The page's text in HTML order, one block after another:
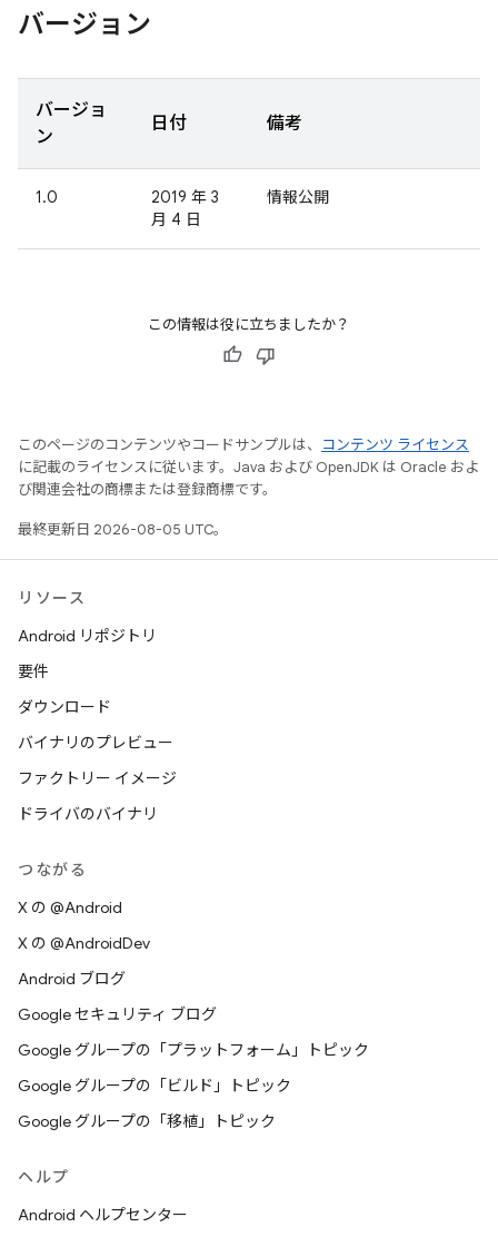
バージョン
バージョ
ン
日付 備考
1.0
2019 年 3
月 4 日
情報公開
この情報は役に立ちましたか？
このページのコンテンツやコードサンプルは、
コンテンツ ライセンス
に記載のライセンスに従います。Java および OpenJDK は Oracle およ
び関連会社の商標または登録商標です。
最終更新日 2026-08-05 UTC。
リソース
Android リポジトリ
要件
ダウンロード
バイナリのプレビュー
ファクトリー イメージ
ドライバのバイナリ
つながる
X の @Android
X の @AndroidDev
Android ブログ
Google セキュリティ ブログ
Google グループの「プラットフォーム」トピック
Google グループの「ビルド」トピック
Google グループの「移植」トピック
ヘルプ
Android ヘルプセンター